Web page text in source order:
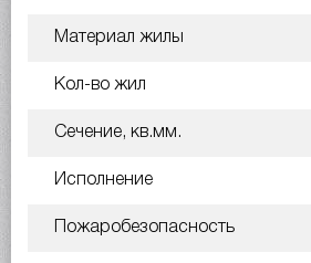
Материал жилы
Кол-во жил
Сечение, кв.мм.
Исполнение
Пожаробезопасность